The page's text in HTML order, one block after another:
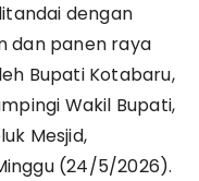
dengan
dan panen raya
Bupati Kotabaru,
Wakil Bupati,
Mesjid,
(24/5/2026).